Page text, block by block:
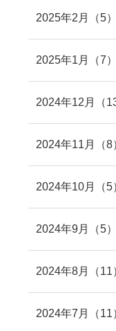
2025年2月（5）
2025年1月（7）
2024年12月（13
2024年11月（8
2024年10月（5
2024年9月（5）
2024年8月（11
2024年7月（11